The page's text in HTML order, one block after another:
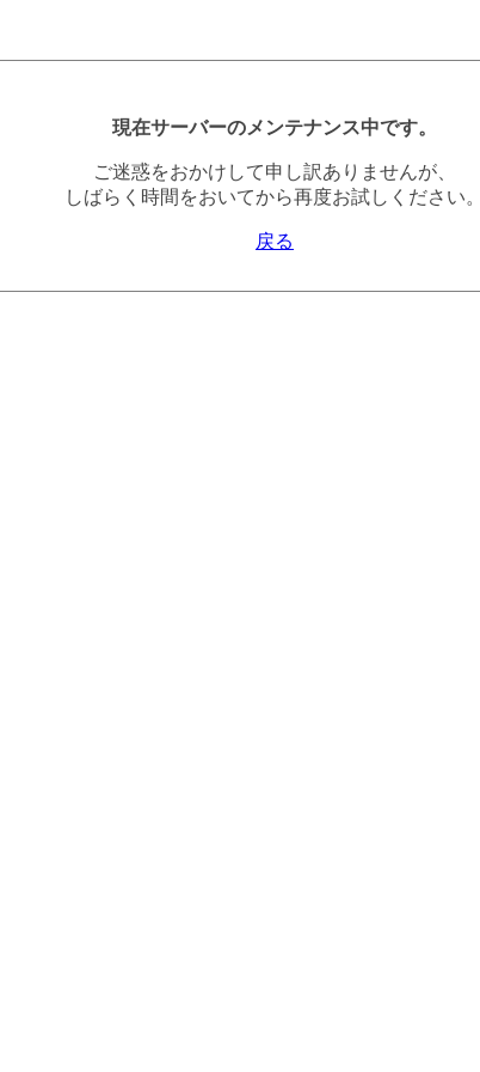
現在サーバーのメンテナンス中です。
ご迷惑をおかけして申し訳ありませんが、
しばらく時間をおいてから再度お試しください。
戻る